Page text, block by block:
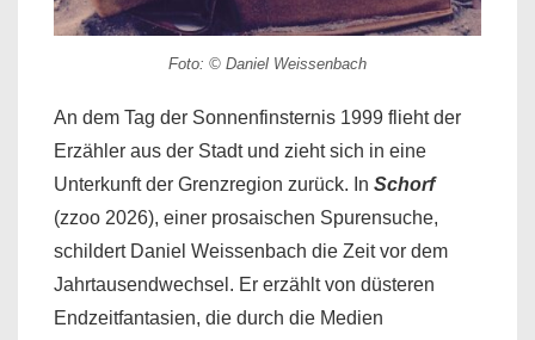
Foto: © Daniel Weissenbach
An dem Tag der Sonnenfinsternis 1999 flieht der
Erzähler aus der Stadt und zieht sich in eine
Unterkunft der Grenzregion zurück. In Schorf
(zzoo 2026), einer prosaischen Spurensuche,
schildert Daniel Weissenbach die Zeit vor dem
Jahrtausendwechsel. Er erzählt von düsteren
Endzeitfantasien, die durch die Medien